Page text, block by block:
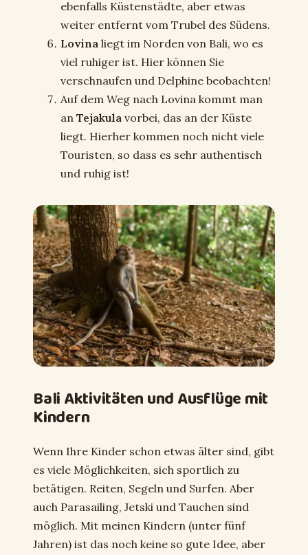
ebenfalls Küstenstädte, aber etwas
weiter entfernt vom Trubel des Südens.
Lovina liegt im Norden von Bali, wo es
viel ruhiger ist. Hier können Sie
verschnaufen und Delphine beobachten!
Auf dem Weg nach Lovina kommt man
an Tejakula vorbei, das an der Küste
liegt. Hierher kommen noch nicht viele
Touristen, so dass es sehr authentisch
und ruhig ist!
Bali Aktivitäten und Ausflüge mit
Kindern
Wenn Ihre Kinder schon etwas älter sind, gibt
es viele Möglichkeiten, sich sportlich zu
betätigen. Reiten, Segeln und Surfen. Aber
auch Parasailing, Jetski und Tauchen sind
möglich. Mit meinen Kindern (unter fünf
Jahren) ist das noch keine so gute Idee, aber